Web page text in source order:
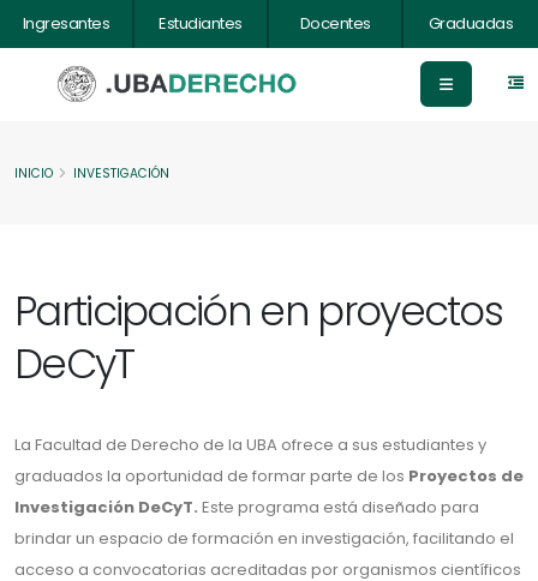
Ingresantes Estudiantes Docentes Graduadas
INICIO INVESTIGACIÓN
Participación en proyectos
DeCyT
La Facultad de Derecho de la UBA ofrece a sus estudiantes y
graduados la oportunidad de formar parte de los Proyectos de
Investigación DeCyT. Este programa está diseñado para
brindar un espacio de formación en investigación, facilitando el
acceso a convocatorias acreditadas por organismos científicos